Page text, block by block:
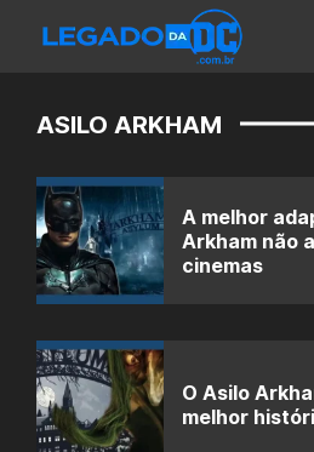
ASILO ARKHAM
A melhor
Arkham não
cinemas
O Asilo
melhor